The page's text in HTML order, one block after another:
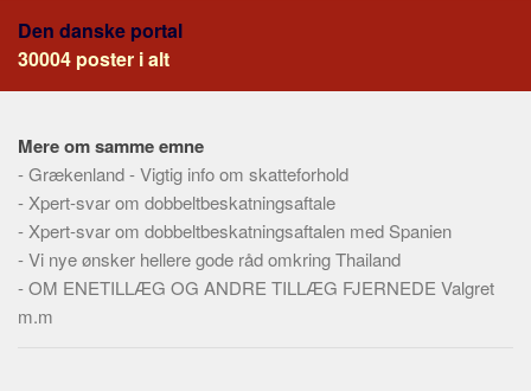
Den danske portal
30004 poster i alt
Mere om samme emne
-Grækenland - Vigtig info om skatteforhold
- Xpert-svar om dobbeltbeskatningsaftale
- Xpert-svar om dobbeltbeskatningsaftalen med Spanien
-Vi nye ønsker hellere gode råd omkring Thailand
-OM ENETILLÆG OG ANDRE TILLÆG FJERNEDE Valgret
m.m